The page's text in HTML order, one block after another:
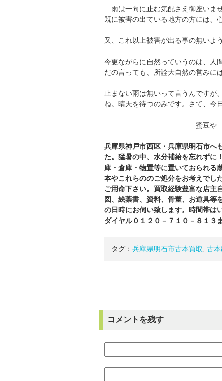
雨は一向に止む気配さえ御座いま
既に被害の出ている地方の方には、
又、これ以上被害が出る事の無いよ
今更ながらに自然っていうのは、人
だの言っても、所詮大自然の営みに
止まない雨は無いって言うんですが
ね。晴天を待つのみです。さて、今
蜜豆や 惚気話
兵庫県神戸市西区・兵庫県明石市へ
た。猛暑の中、水分補給を忘れずに
庫・倉庫・物置等に置いておられる
本やこれらののご処分をお考えでし
ご用命下さい。買取経験豊富な店主
図、絵葉書、資料、骨董、お道具等
の日時にお伺い致します。時間帯は
ダイヤル０１２０－７１０－８１３ま
タグ： 兵庫県明石市古本買取, 古
コメントを残す